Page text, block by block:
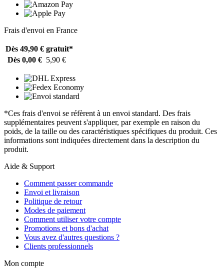
Frais d'envoi en France
Dès 49,90 € gratuit*
Dès 0,00 € 5,90 €
*Ces frais d'envoi se réfèrent à un envoi standard. Des frais
supplémentaires peuvent s'appliquer, par exemple en raison du
poids, de la taille ou des caractéristiques spécifiques du produit. Ces
informations sont indiquées directement dans la description du
produit.
Aide & Support
Comment passer commande
Envoi et livraison
Politique de retour
Modes de paiement
Comment utiliser votre compte
Promotions et bons d'achat
Vous avez d'autres questions ?
Clients professionnels
Mon compte